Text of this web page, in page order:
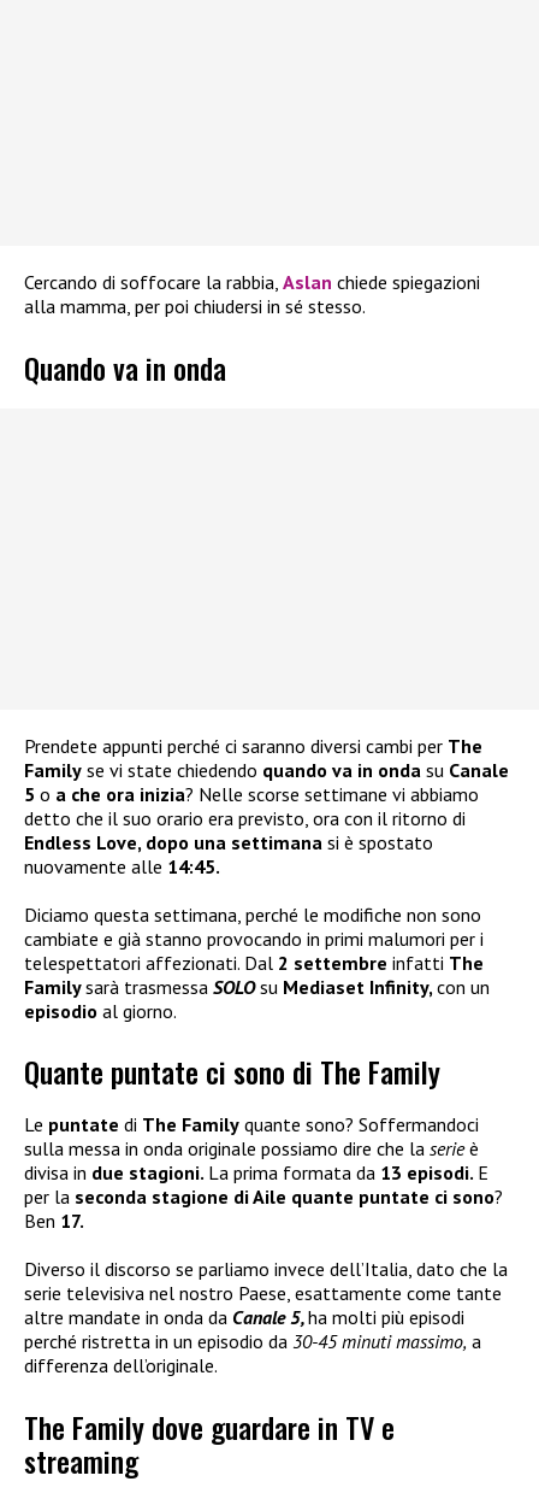
Cercando di soffocare la rabbia, Aslan chiede spiegazioni
alla mamma, per poi chiudersi in sé stesso.
Quando va in onda
Prendete appunti perché ci saranno diversi cambi per The
Family se vi state chiedendo quando va in onda su Canale
5 o a che ora inizia? Nelle scorse settimane vi abbiamo
detto che il suo orario era previsto, ora con il ritorno di
Endless Love, dopo una settimana si è spostato
nuovamente alle 14:45.
Diciamo questa settimana, perché le modifiche non sono
cambiate e già stanno provocando in primi malumori per i
telespettatori affezionati. Dal 2 settembre infatti The
Familysarà trasmessa SOLOsu Mediaset Infinity, con un
episodio al giorno.
Quante puntate ci sono di The Family
Le puntate di The Family quante sono? Soffermandoci
sulla messa in onda originale possiamo dire che la serieè
divisa in due stagioni. La prima formata da 13 episodi. E
per la seconda stagione di Aile quante puntate ci sono?
Ben 17.
Diverso il discorso se parliamo invece dell’Italia, dato che la
serie televisiva nel nostro Paese, esattamente come tante
altre mandate in onda da Canale 5,ha molti più episodi
perché ristretta in un episodio da 30-45 minuti massimo, a
differenza dell’originale.
The Family dove guardare in TV e
streaming